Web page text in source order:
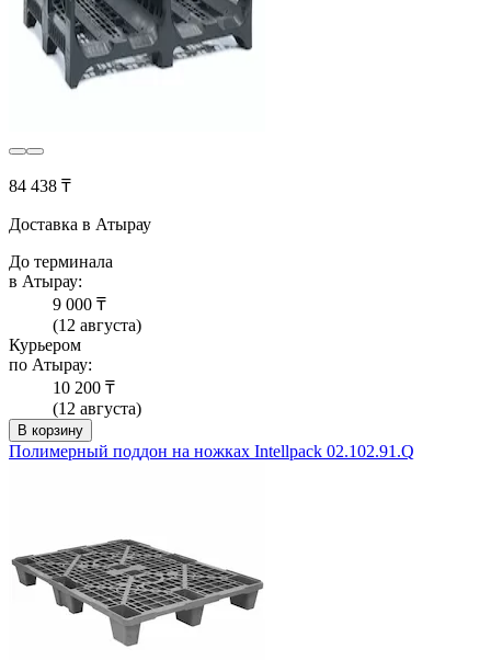
84 438 ₸
Доставка в Атырау
До терминала
в Атырау:
9 000 ₸
(12 августа)
Курьером
по Атырау:
10 200 ₸
(12 августа)
В корзину
Полимерный поддон на ножках Intellpack 02.102.91.Q